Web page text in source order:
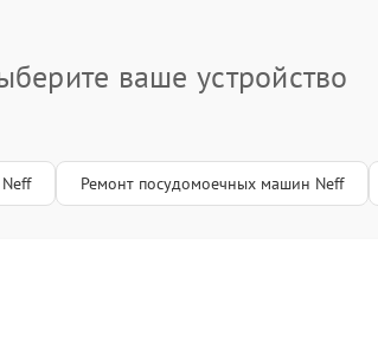
ваше устройство
Ремонт посудомоечных машин Neff